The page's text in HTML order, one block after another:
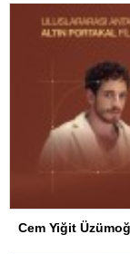
Cem Yiğit